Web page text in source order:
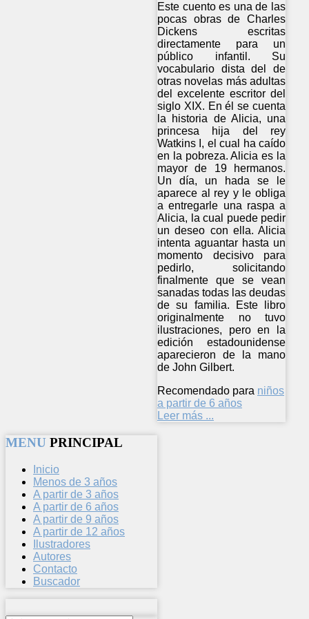
Este cuento es una de las
pocas obras de Charles
Dickens escritas
directamente para un
público infantil. Su
vocabulario dista del de
otras novelas más adultas
del excelente escritor del
siglo XIX. En él se cuenta
la historia de Alicia, una
princesa hija del rey
Watkins I, el cual ha caído
en la pobreza. Alicia es la
mayor de 19 hermanos.
Un día, un hada se le
aparece al rey y le obliga
a entregarle una raspa a
Alicia, la cual puede pedir
un deseo con ella. Alicia
intenta aguantar hasta un
momento decisivo para
pedirlo, solicitando
finalmente que se vean
sanadas todas las deudas
de su familia. Este libro
originalmente no tuvo
ilustraciones, pero en la
edición estadounidense
aparecieron de la mano
de John Gilbert.
Recomendado para niños
a partir de 6 años
Leer más ...
MENU PRINCIPAL
Inicio
Menos de 3 años
A partir de 3 años
A partir de 6 años
A partir de 9 años
A partir de 12 años
Ilustradores
Autores
Contacto
Buscador